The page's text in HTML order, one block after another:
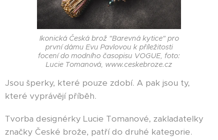
Ikonická Česká brož "Barevná kytice" pro
první dámu Evu Pavlovou k příležitosti
focení do modního časopisu VOGUE, foto:
Lucie Tomanová, www.ceskebroze.cz
Jsou šperky, které pouze zdobí. A pak jsou ty,
které vyprávějí příběh.
Tvorba designérky Lucie Tomanové, zakladatelky
značky České brože, patří do druhé kategorie.